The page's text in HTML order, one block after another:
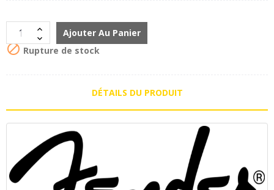
Ajouter Au Panier
 Rupture de stock
DÉTAILS DU PRODUIT